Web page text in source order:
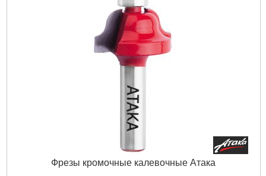
Фрезы кромочные калевочные Атака